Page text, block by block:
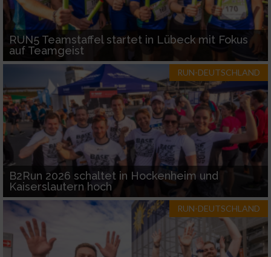
RUN5 Teamstaffel startet in Lübeck mit Fokus
auf Teamgeist
RUN-DEUTSCHLAND
B2Run 2026 schaltet in Hockenheim und
Kaiserslautern hoch
RUN-DEUTSCHLAND